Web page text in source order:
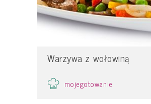
Warzywa z wołowiną
mojegotowanie